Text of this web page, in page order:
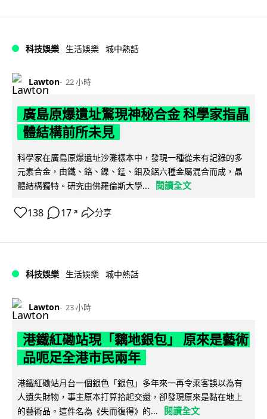
科技娛樂 生活娛樂 城中熱話
Lawton 22 小時
廣島原爆遺址驚現神秘合金 科學家指晶
體結構前所未見
科學家在廣島原爆遺址沙灘樣本中，發現一種從未有記錄的多
元素合金，由鐵、鉻、鎳、錳、鉬及鋁六種金屬混合而成，晶
體結構獨特。研究由佛羅倫斯大學...
閱讀全文
138 17 ↗ 分享
科技娛樂 生活娛樂 城中熱話
Lawton 23 小時
港鐵紅磡站現「黐地銀包」 原來是藝術
品呃足全港市民兩年
港鐵紅磡站月台一個銀色「銀包」多年來一再令乘客誤以為有
人遺失財物，事主原本打算拾起交還，卻發現原來是黏在地上
的藝術品。這件名為《失而復得》的...
閱讀全文